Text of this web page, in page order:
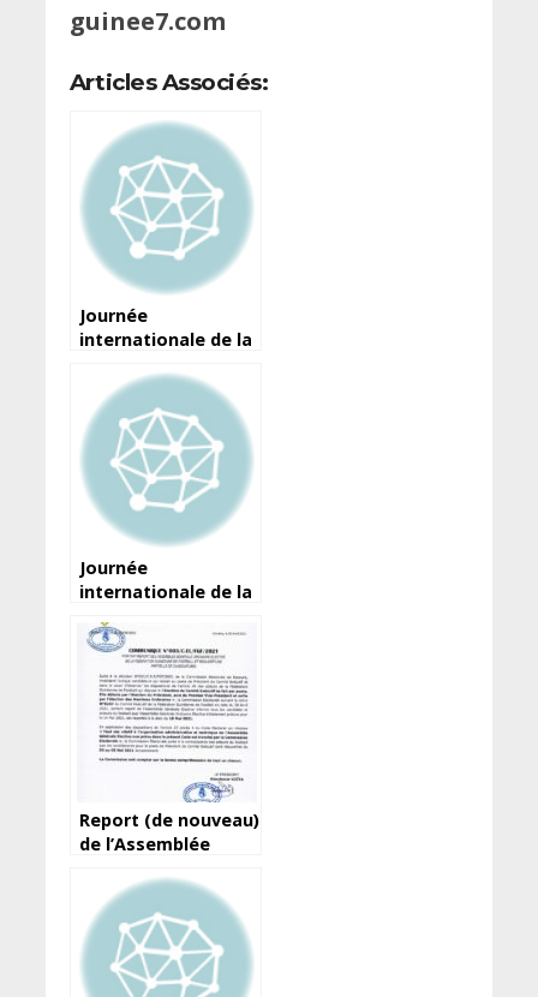
guinee7.com
Articles Associés:
Journée
internationale de la
Voici la déclaration
du ministre de
l’Information et de
la Communication
Journée
internationale de la
Les demi-vérités
d’Amara Somparé…
Report (de nouveau)
de l’Assemblée
Féguifoot